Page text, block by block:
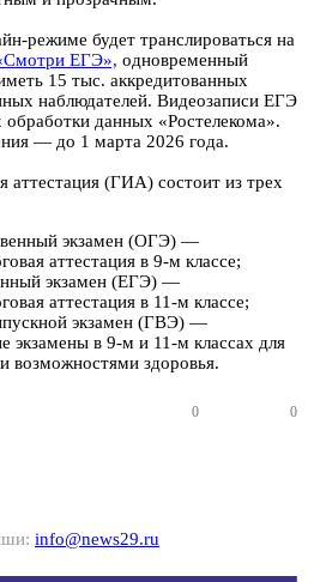
режиме будет транслироваться на
ЕГЭ», одновременный
15 тыс. аккредитованных
наблюдателей. Видеозаписи ЕГЭ
обработки данных «Ростелекома».
— до 1 марта 2026 года.
аттестация (ГИА) состоит из трех
экзамен (ОГЭ) —
аттестация в 9-м классе;
экзамен (ЕГЭ) —
аттестация в 11-м классе;
экзамен (ГВЭ) —
экзамены в 9-м и 11-м классах для
возможностями здоровья.
0 0
info@news29.ru